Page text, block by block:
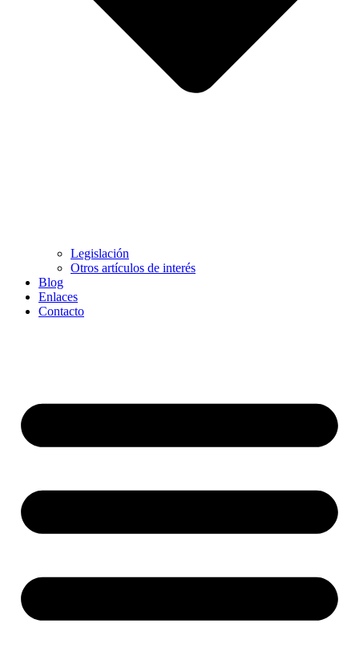
Legislación
Otros artículos de interés
Blog
Enlaces
Contacto